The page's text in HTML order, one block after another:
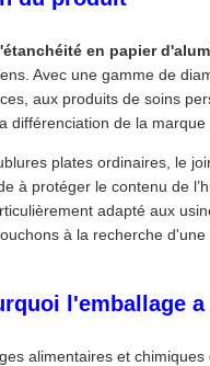
en papier
Avec une gamme de
aux produits de soins
différenciation de la
plates ordinaires, le
à protéger le contenu de
adapté aux
à la recherche
l'emballage
alimentaires et